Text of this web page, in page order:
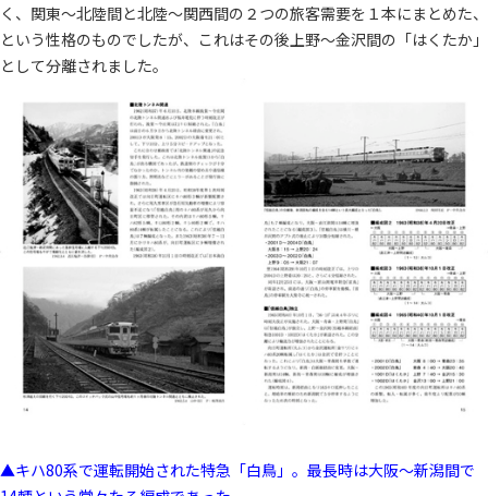
く、関東～北陸間と北陸～関西間の２つの旅客需要を１本にまとめた、
という性格のものでしたが、これはその後上野～金沢間の「はくたか」
として分離されました。
▲キハ80系で運転開始された特急「白鳥」。最長時は大阪～新潟間で